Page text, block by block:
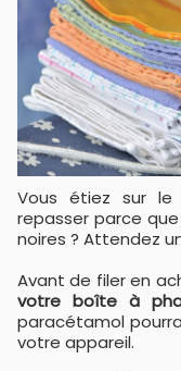
Vous étiez sur le point de remplacer votre fer à
repasser parce
noires ? Attendez
Avant de filer en
votre boîte à
paracétamol
votre appareil.